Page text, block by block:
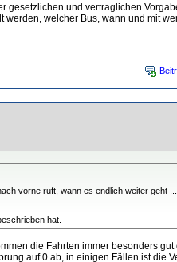
gesetzlichen und vertraglichen
welcher Bus, wann und mit
vorne ruft, wann es endlich weiter geht
hat.
die Fahrten immer besonders
auf 0 ab, in einigen Fällen ist die